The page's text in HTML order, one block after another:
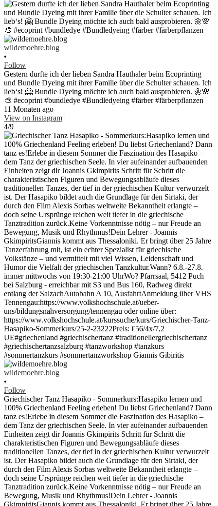
wildemoehre.blog
•
Follow
Gestern durfte ich der lieben Sandra Hauthaler beim Ecoprinting
und Bundle Dyeing mit ihrer Familie über die Schulter schauen. Ich
lieb‘s! 🤗 Bundle Dyeing möchte ich auch bald ausprobieren. 🌼🌸
🎨 #ecoprint #bundledye #Bundledyeing #färber #färberpflanzen
11 Monaten ago
View on Instagram |
4/9
wildemoehre.blog
•
Follow
Griechischer Tanz Hasapiko - Sommerkurs:Hasapiko lernen und
100% Griechenland Feeling erleben! Du liebst Griechenland? Dann
tanz es!Erlebe in diesem Sommer die Faszination des Hasapiko –
dem Tanz der griechischen Seele. In vier aufeinander aufbauenden
Einheiten zeigt dir Joannis Gkimpirits Schritt für Schritt die
charakteristischen Figuren und Bewegungsabläufe dieses
traditionellen Tanzes, der tief in der griechischen Kultur verwurzelt
ist. Der Hasapiko bildet auch die Grundlage für den Sirtaki, der
durch den Film Alexis Sorbas weltweite Bekanntheit erlangte –
doch seine Ursprünge reichen weit tiefer in die griechische
Tanztradition zurück.Keine Vorkenntnisse nötig – nur Freude an
Bewegung, Musik und Rhythmus!Dein Lehrer - Joannis